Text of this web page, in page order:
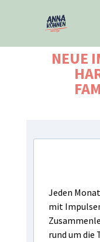
NEUE
Jeden
mit
rund um die